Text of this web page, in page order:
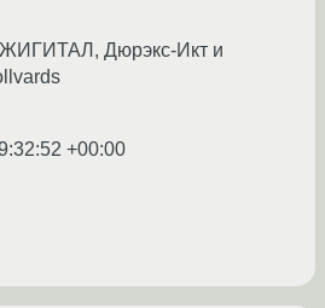
Дюрэкс-Икт и
+00:00